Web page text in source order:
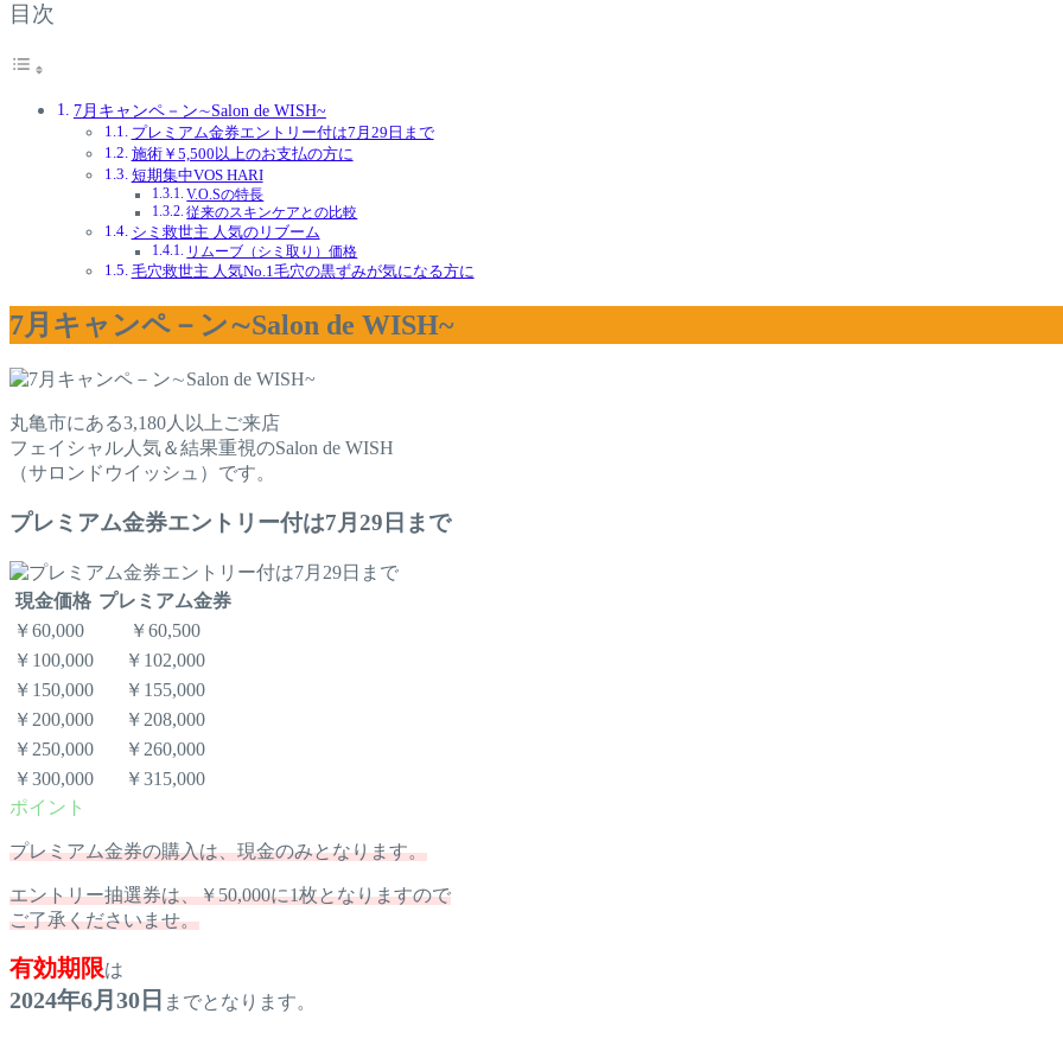
目次
7月キャンペ－ン∼Salon de WISH~
プレミアム金券エントリー付は7月29日まで
施術￥5,500以上のお支払の方に
短期集中VOS HARI
V.O.Sの特長
従来のスキンケアとの比較
シミ救世主 人気のリブーム
リムーブ（シミ取り）価格
毛穴救世主 人気No.1毛穴の黒ずみが気になる方に
7月キャンペ－ン∼Salon de WISH~
丸亀市にある3,180人以上ご来店
フェイシャル人気＆結果重視のSalon de WISH
（サロンドウイッシュ）です。
プレミアム金券エントリー付は7月29日まで
現金価格 プレミアム金券
￥60,000
￥60,500
￥100,000
￥102,000
￥150,000
￥155,000
￥200,000
￥208,000
￥250,000
￥260,000
￥300,000
￥315,000
プレミアム金券の購入は、現金のみとなります。
エントリー抽選券は、￥50,000に1枚となりますので
ご了承くださいませ。
有効期限は
2024年6月30日 までとなります。